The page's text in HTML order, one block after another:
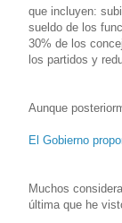
que incluyen:
sueldo de los
30% de los
los partidos y
Aunque
El Gobierno
Muchos
última que he